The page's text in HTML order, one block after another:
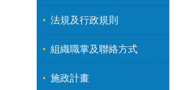
法規及行政規則
組織職掌及聯絡方式
施政計畫